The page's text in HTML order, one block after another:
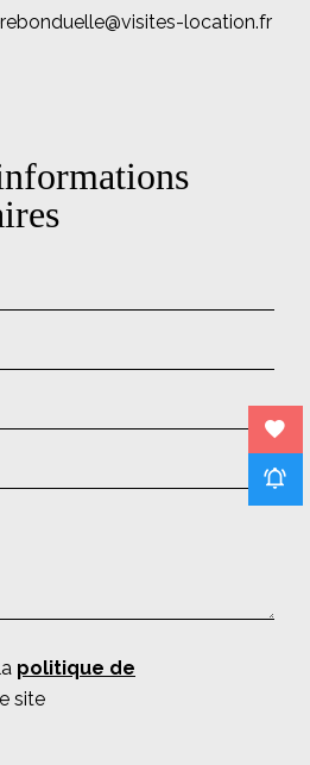
location.fr
politique de
site